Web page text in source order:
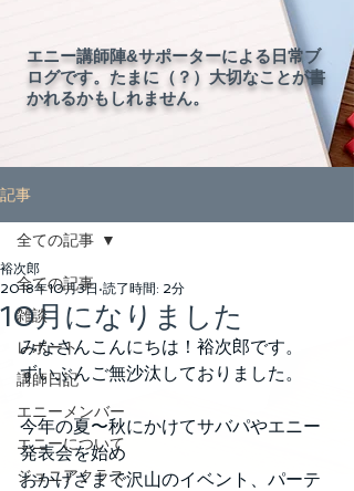
エニー講師陣&サポーターによる日常ブ
ログです。たまに（？）大切なことが書
かれるかもしれません。
記事
全ての記事
雑談
レポート
講師日記
エニーメンバー
エニーについて
ジュニアクラス
全ての記事
10月になりました
裕次郎
2018年10月3日 読了時間: 2分
みなさんこんにちは！裕次郎です。
ずいぶんご無沙汰しておりました。
今年の夏〜秋にかけてサバパやエニー
発表会を始め
おかげさまで沢山のイベント、パーテ